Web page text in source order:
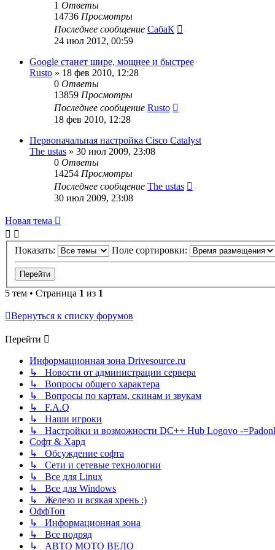
1 Ответы
14736 Просмотры
Последнее сообщение СабаК
24 июл 2012, 00:59
Google станет шире, мощнее и быстрее
Rusto » 18 фев 2010, 12:28
0 Ответы
13859 Просмотры
Последнее сообщение Rusto
18 фев 2010, 12:28
Первоначальная настройка Cisco Catalyst
The ustas » 30 июл 2009, 23:08
0 Ответы
14254 Просмотры
Последнее сообщение The ustas
30 июл 2009, 23:08
Новая тема
Показать: Поле сортировки:
5 тем • Страница 1 из 1
Вернуться к списку форумов
Перейти
Информационная зона Drivesource.ru
↳ Новости от администрации сервера
↳ Вопросы общего характера
↳ Вопросы по картам, скинам и звукам
↳ F.A.Q
↳ Наши игроки
↳ Настройки и возможности DC++ Hub Logovo -
Софт & Хард
↳ Обсуждение софта
↳ Сети и сетевые технологии
↳ Все для Linux
↳ Все для Windows
↳ Железо и всякая хрень :)
ОффТоп
↳ Информационная зона
↳ Все подряд
↳ АВТО МОТО ВЕЛО